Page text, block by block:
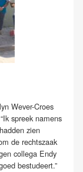
Wever-Croes
spreek namens
zien
de rechtszaak
collega Endy
bestudeert.”